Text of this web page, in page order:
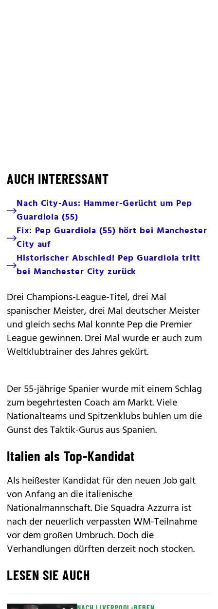
AUCH INTERESSANT
Nach City-Aus: Hammer-Gerücht um Pep
Guardiola (55)
Fix: Pep Guardiola (55) hört bei Manchester
City auf
Historischer Abschied! Pep Guardiola tritt
bei Manchester City zurück
Drei Champions-League-Titel, drei Mal
spanischer Meister, drei Mal deutscher Meister
und gleich sechs Mal konnte Pep die Premier
League gewinnen. Drei Mal wurde er auch zum
Weltklubtrainer des Jahres gekürt.
Der 55-jährige Spanier wurde mit einem Schlag
zum begehrtesten Coach am Markt. Viele
Nationalteams und Spitzenklubs buhlen um die
Gunst des Taktik-Gurus aus Spanien.
Italien als Top-Kandidat
Als heißester Kandidat für den neuen Job galt
von Anfang an die italienische
Nationalmannschaft. Die Squadra Azzurra ist
nach der neuerlich verpassten WM-Teilnahme
vor dem großen Umbruch. Doch die
Verhandlungen dürften derzeit noch stocken.
LESEN SIE AUCH